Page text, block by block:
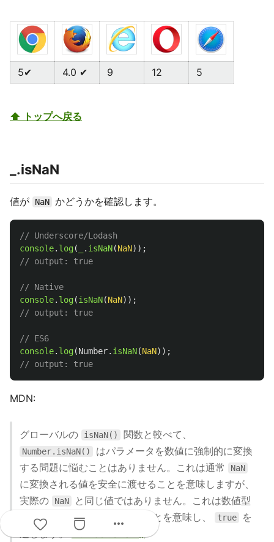
5✔ 4.0 ✔ 9 12 5
⬆ トップへ戻る
_.isNaN
値が NaN かどうかを確認します。
// Underscore/Lodash
console. log( . isNaN(NaN));
// output: true
// Native
console. log(isNaN(NaN));
// output: true
// ES6
console. log(Number. isNaN(NaN));
// output: true
MDN:
グローバルの isNaN() 関数と較べて、
Number.isNaN()
はパラメータを数値に強制的に変換
する問題に悩むことはありません。これは通常
NaN
に変換される値を安全に渡せることを意味しますが、
実際の
NaN
と同じ値ではありません。これは数値型
の値が
でもあるということを意味し、 true
を
返します。
Number.isNaN()
more_horiz